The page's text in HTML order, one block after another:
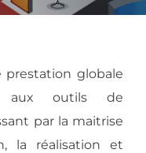
prestation globale
aux outils de
par la maitrise
la réalisation et